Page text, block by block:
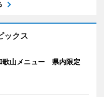
ックス
歌山メニュー 県内限定